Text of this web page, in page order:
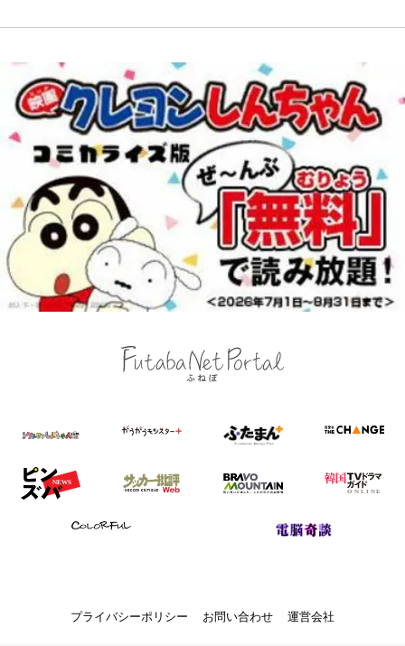
プライバシーポリシー お問い合わせ 運営会社